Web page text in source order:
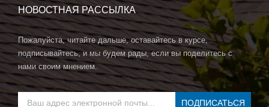
НОВОСТНАЯ РАССЫЛКА
Пожалуйста, читайте дальше, оставайтесь в курсе,
подписывайтесь, и мы будем рады, если вы поделитесь с
нами своим мнением.